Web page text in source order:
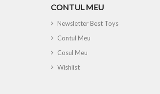
CONTUL MEU
Newsletter Best Toys
Contul Meu
Cosul Meu
Wishlist